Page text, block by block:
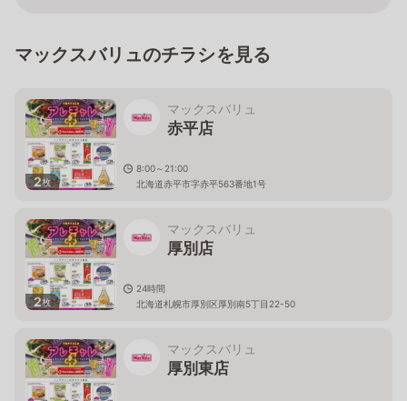
マックスバリュのチラシを見る
2枚
マックスバリュ
赤平店
8:00～21:00
北海道赤平市字赤平563番地1号
2枚
マックスバリュ
厚別店
24時間
北海道札幌市厚別区厚別南5丁目22-50
マックスバリュ
厚別東店